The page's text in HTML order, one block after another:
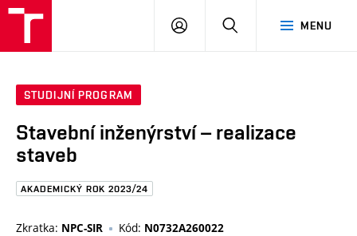
Brno
MENU
PŘIHLÁSIT
STUDIJNÍ PROGRAM
Stavební inženýrství – realizace
staveb
AKADEMICKÝ ROK 2023/24
Zkratka: NPC-SIR Kód: N0732A260022